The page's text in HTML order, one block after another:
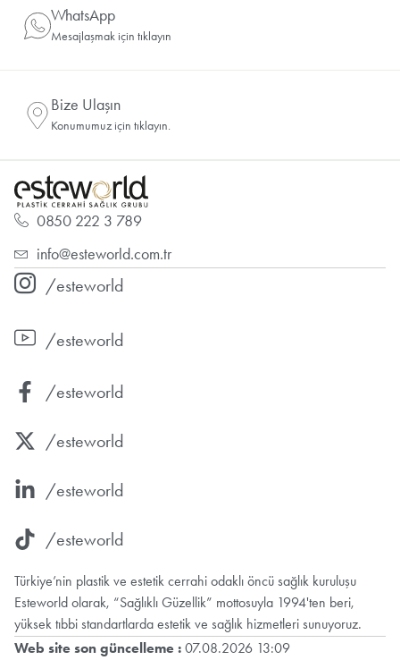
WhatsApp
Mesajlaşmak için tıklayın
Bize Ulaşın
Konumumuz için tıklayın.
0850 222 3 789
info@esteworld.com.tr
/esteworld
/esteworld
/esteworld
/esteworld
/esteworld
/esteworld
Türkiye’nin plastik ve estetik cerrahi odaklı öncü sağlık kuruluşu
Esteworld olarak, “Sağlıklı Güzellik” mottosuyla 1994'ten beri,
yüksek tıbbi standartlarda estetik ve sağlık hizmetleri sunuyoruz.
Web site son güncelleme : 07.08.2026 13:09